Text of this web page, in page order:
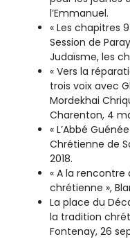
l’Emmanuel.
« Les chapitres 9
Session de
Judaïsme, les
« Vers la
trois voix avec
Mordekhai
Charenton, 4
« L’Abbé
Chrétienne de
2018.
« A la rencontre
chrétienne »,
La place du
la tradition
Fontenay, 26